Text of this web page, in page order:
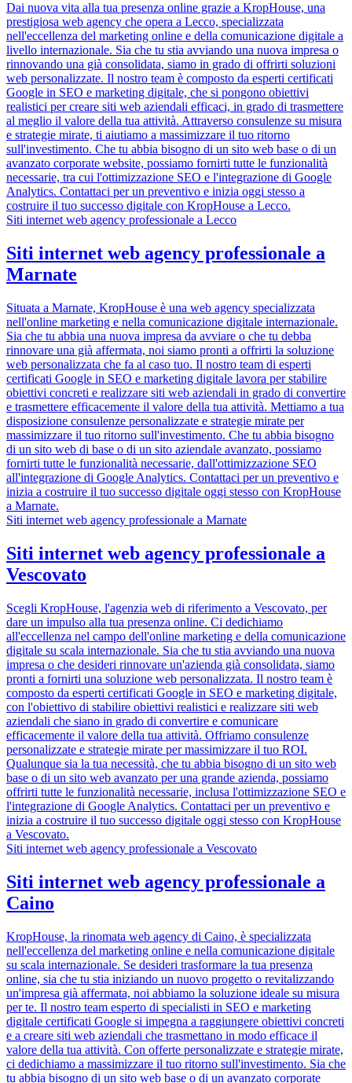
Dai nuova vita alla tua presenza online grazie a KropHouse, una
prestigiosa web agency che opera a Lecco, specializzata
nell'eccellenza del marketing online e della comunicazione digitale a
livello internazionale. Sia che tu stia avviando una nuova impresa o
rinnovando una già consolidata, siamo in grado di offrirti soluzioni
web personalizzate. Il nostro team è composto da esperti certificati
Google in SEO e marketing digitale, che si pongono obiettivi
realistici per creare siti web aziendali efficaci, in grado di trasmettere
al meglio il valore della tua attività. Attraverso consulenze su misura
e strategie mirate, ti aiutiamo a massimizzare il tuo ritorno
sull'investimento. Che tu abbia bisogno di un sito web base o di un
avanzato corporate website, possiamo fornirti tutte le funzionalità
necessarie, tra cui l'ottimizzazione SEO e l'integrazione di Google
Analytics. Contattaci per un preventivo e inizia oggi stesso a
costruire il tuo successo digitale con KropHouse a Lecco.
Siti internet web agency professionale a Lecco
Siti internet web agency professionale a
Marnate
Situata a Marnate, KropHouse è una web agency specializzata
nell'online marketing e nella comunicazione digitale internazionale.
Sia che tu abbia una nuova impresa da avviare o che tu debba
rinnovare una già affermata, noi siamo pronti a offrirti la soluzione
web personalizzata che fa al caso tuo. Il nostro team di esperti
certificati Google in SEO e marketing digitale lavora per stabilire
obiettivi concreti e realizzare siti web aziendali in grado di convertire
e trasmettere efficacemente il valore della tua attività. Mettiamo a tua
disposizione consulenze personalizzate e strategie mirate per
massimizzare il tuo ritorno sull'investimento. Che tu abbia bisogno
di un sito web di base o di un sito aziendale avanzato, possiamo
fornirti tutte le funzionalità necessarie, dall'ottimizzazione SEO
all'integrazione di Google Analytics. Contattaci per un preventivo e
inizia a costruire il tuo successo digitale oggi stesso con KropHouse
a Marnate.
Siti internet web agency professionale a Marnate
Siti internet web agency professionale a
Vescovato
Scegli KropHouse, l'agenzia web di riferimento a Vescovato, per
dare un impulso alla tua presenza online. Ci dedichiamo
all'eccellenza nel campo dell'online marketing e della comunicazione
digitale su scala internazionale. Sia che tu stia avviando una nuova
impresa o che desideri rinnovare un'azienda già consolidata, siamo
pronti a fornirti una soluzione web personalizzata. Il nostro team è
composto da esperti certificati Google in SEO e marketing digitale,
con l'obiettivo di stabilire obiettivi realistici e realizzare siti web
aziendali che siano in grado di convertire e comunicare
efficacemente il valore della tua attività. Offriamo consulenze
personalizzate e strategie mirate per massimizzare il tuo ROI.
Qualunque sia la tua necessità, che tu abbia bisogno di un sito web
base o di un sito web avanzato per una grande azienda, possiamo
offrirti tutte le funzionalità necessarie, inclusa l'ottimizzazione SEO e
l'integrazione di Google Analytics. Contattaci per un preventivo e
inizia a costruire il tuo successo digitale oggi stesso con KropHouse
a Vescovato.
Siti internet web agency professionale a Vescovato
Siti internet web agency professionale a
Caino
KropHouse, la rinomata web agency di Caino, è specializzata
nell'eccellenza del marketing online e nella comunicazione digitale
su scala internazionale. Se desideri trasformare la tua presenza
online, sia che tu stia iniziando un nuovo progetto o revitalizzando
un'impresa già affermata, noi abbiamo la soluzione ideale su misura
per te. Il nostro team esperto di specialisti in SEO e marketing
digitale certificati Google si impegna a raggiungere obiettivi concreti
e a creare siti web aziendali che trasmettano in modo efficace il
valore della tua attività. Con offerte personalizzate e strategie mirate,
ci dedichiamo a massimizzare il tuo ritorno sull'investimento. Sia che
tu abbia bisogno di un sito web base o di un avanzato corporate